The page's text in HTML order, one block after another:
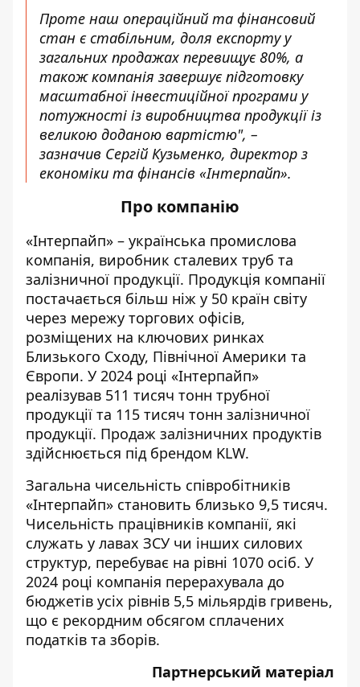
Проте наш операційний та фінансовий
стан є стабільним, доля експорту у
загальних продажах перевищує 80%, а
також компанія завершує підготовку
масштабної інвестиційної програми у
потужності із виробництва продукції із
великою доданою вартістю", –
зазначив Сергій Кузьменко, директор з
економіки та фінансів «Інтерпайп».
Про компанію
«Інтерпайп» – українська промислова
компанія, виробник сталевих труб та
залізничної продукції. Продукція компанії
постачається більш ніж у 50 країн світу
через мережу торгових офісів,
розміщених на ключових ринках
Близького Сходу, Північної Америки та
Європи. У 2024 році «Інтерпайп»
реалізував 511 тисяч тонн трубної
продукції та 115 тисяч тонн залізничної
продукції. Продаж залізничних продуктів
здійснюється під брендом KLW.
Загальна чисельність співробітників
«Інтерпайп» становить близько 9,5 тисяч.
Чисельність працівників компанії, які
служать у лавах ЗСУ чи інших силових
структур, перебуває на рівні 1070 осіб. У
2024 році компанія перерахувала до
бюджетів усіх рівнів 5,5 мільярдів гривень,
що є рекордним обсягом сплачених
податків та зборів.
Партнерський матеріал